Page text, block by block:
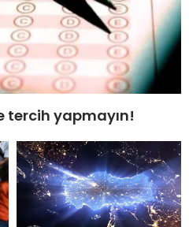
tercih yapmayın!